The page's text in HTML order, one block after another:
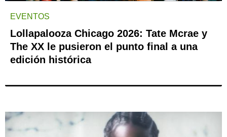
EVENTOS
Lollapalooza Chicago 2026: Tate Mcrae y
The XX le pusieron el punto final a una
edición histórica